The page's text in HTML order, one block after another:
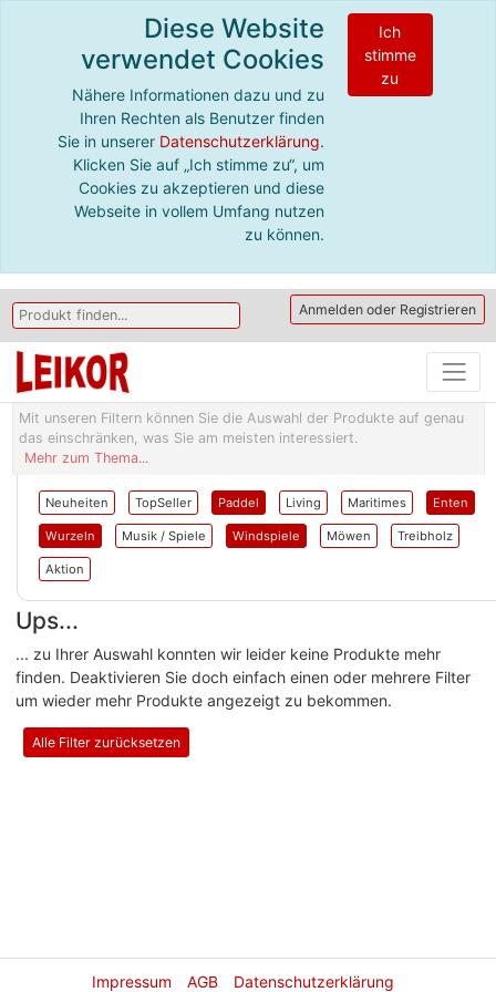
Diese Website
verwendet Cookies
Nähere Informationen dazu und zu
Ihren Rechten als Benutzer finden
Sie in unserer Datenschutzerklärung.
Klicken Sie auf „Ich stimme zu“, um
Cookies zu akzeptieren und diese
Webseite in vollem Umfang nutzen
zu können.
Ich
stimme
zu
Anmelden oder Registrieren
Mit unseren Filtern können Sie die Auswahl der Produkte auf genau
das einschränken, was Sie am meisten interessiert.
Mehr zum Thema...
Neuheiten TopSeller Paddel Living Maritimes Enten
Wurzeln Musik / Spiele Windspiele Möwen Treibholz
Aktion
Ups...
... zu Ihrer Auswahl konnten wir leider keine Produkte mehr
finden. Deaktivieren Sie doch einfach einen oder mehrere Filter
um wieder mehr Produkte angezeigt zu bekommen.
Alle Filter zurücksetzen
Impressum AGB Datenschutzerklärung